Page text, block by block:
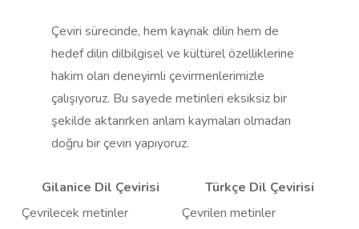
Çeviri sürecinde, hem kaynak dilin hem de
hedef dilin dilbilgisel ve kültürel özelliklerine
hakim olan deneyimli çevirmenlerimizle
çalışıyoruz. Bu sayede metinleri eksiksiz bir
şekilde aktarırken anlam kaymaları olmadan
doğru bir çeviri yapıyoruz.
Gilanice Dil Çevirisi
Türkçe Dil Çevirisi
Çevrilecek metinler
Çevrilen metinler